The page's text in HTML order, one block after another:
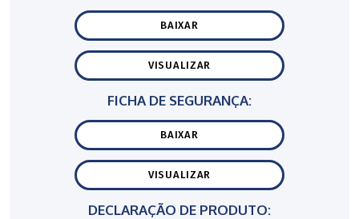
BAIXAR
VISUALIZAR
FICHA DE SEGURANÇA:
BAIXAR
VISUALIZAR
DECLARAÇÃO DE PRODUTO: